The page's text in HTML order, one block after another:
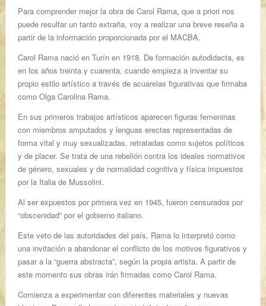
Para comprender mejor la obra de Carol Rama, que a priori nos
puede resultar un tanto extraña, voy a realizar una breve reseña a
partir de la información proporcionada por el MACBA.
Carol Rama nació en Turín en 1918. De formación autodidacta, es
en los años treinta y cuarenta, cuando empieza a inventar su
propio estilo artístico a través de acuarelas figurativas que firmaba
como Olga Carolina Rama.
En sus primeros trabajos artísticos aparecen figuras femeninas
con miembros amputados y lenguas erectas representadas de
forma vital y muy sexualizadas, retratadas como sujetos políticos
y de placer. Se trata de una rebelión contra los ideales normativos
de género, sexuales y de normalidad cognitiva y física impuestos
por la Italia de Mussolini.
Al ser expuestos por primera vez en 1945, fueron censurados por
“obscenidad” por el gobierno italiano.
Este veto de las autoridades del país, Rama lo interpretó como
una invitación a abandonar el conflicto de los motivos figurativos y
pasar a la “guerra abstracta”, según la propia artista. A partir de
este momento sus obras irán firmadas como Carol Rama.
Comienza a experimentar con diferentes materiales y nuevas